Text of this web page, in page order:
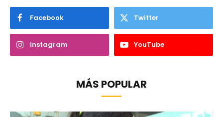
Facebook Twitter
Instagram YouTube
MÁS POPULAR